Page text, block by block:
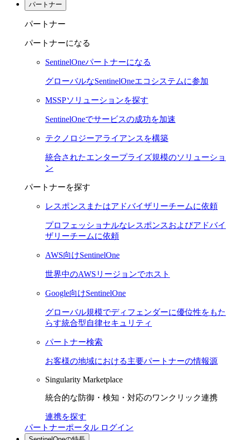
パートナー
パートナー
パートナーになる
SentinelOneパートナーになる
グローバルなSentinelOneエコシステムに参加
MSSPソリューションを探す
SentinelOneでサービスの成功を加速
テクノロジーアライアンスを構築
統合されたエンタープライズ規模のソリューショ
ン
パートナーを探す
レスポンスまたはアドバイザリーチームに依頼
プロフェッショナルなレスポンスおよびアドバイ
ザリーチームに依頼
AWS向けSentinelOne
世界中のAWSリージョンでホスト
Google向けSentinelOne
グローバル規模でディフェンダーに優位性をもた
らす統合型自律セキュリティ
パートナー検索
お客様の地域における主要パートナーの情報源
Singularity Marketplace
統合的な防御・検知・対応のワンクリック連携
連携を探す
パートナーポータル ログイン